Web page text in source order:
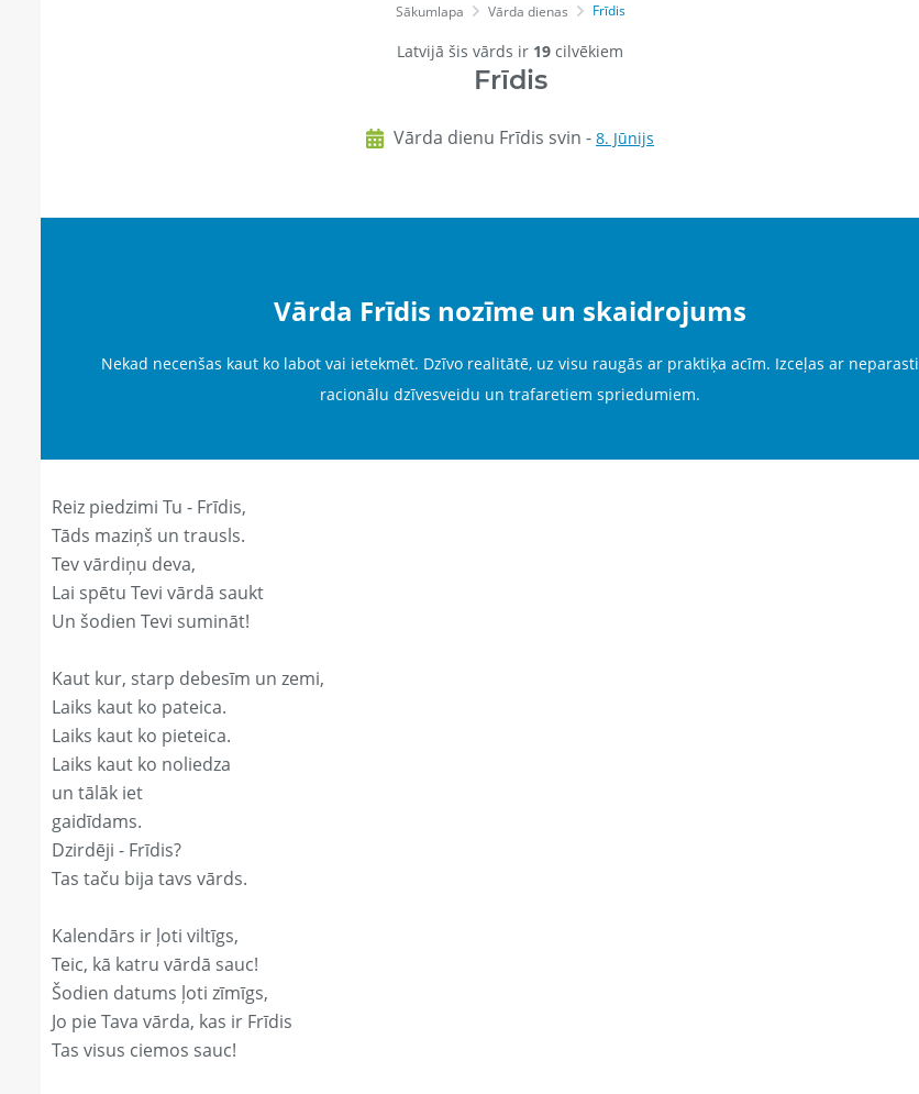
Sākumlapa Vārda dienas Frīdis
Latvijā šis vārds ir 19 cilvēkiem
Frīdis
Vārda dienu Frīdis svin - 8. Jūnijs
Vārda Frīdis nozīme un skaidrojums
Nekad necenšas kaut ko labot vai ietekmēt. Dzīvo realitātē, uz visu raugās ar praktiķa acīm. Izceļas ar neparasti
racionālu dzīvesveidu un trafaretiem spriedumiem.
Reiz piedzimi Tu - Frīdis,
Tāds maziņš un trausls.
Tev vārdiņu deva,
Lai spētu Tevi vārdā saukt
Un šodien Tevi sumināt!
Kaut kur, starp debesīm un zemi,
Laiks kaut ko pateica.
Laiks kaut ko pieteica.
Laiks kaut ko noliedza
un tālāk iet
gaidīdams.
Dzirdēji - Frīdis?
Tas taču bija tavs vārds.
Kalendārs ir ļoti viltīgs,
Teic, kā katru vārdā sauc!
Šodien datums ļoti zīmīgs,
Jo pie Tava vārda, kas ir Frīdis
Tas visus ciemos sauc!